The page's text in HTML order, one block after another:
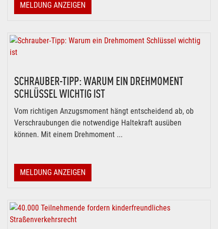
MELDUNG ANZEIGEN
SCHRAUBER-TIPP: WARUM EIN DREHMOMENT
SCHLÜSSEL WICHTIG IST
Vom richtigen Anzugsmoment hängt entscheidend ab, ob
Verschraubungen die notwendige Haltekraft ausüben
können. Mit einem Drehmoment ...
MELDUNG ANZEIGEN